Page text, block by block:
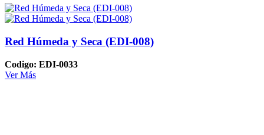
Red Húmeda y Seca (EDI-008)
Codigo: EDI-0033
Ver Más